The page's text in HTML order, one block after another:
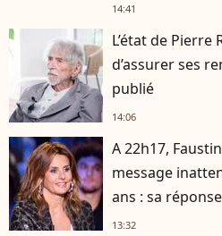
14:41
L’état de
d’assurer ses
publié
14:06
A 22h17,
message
ans : sa
13:32